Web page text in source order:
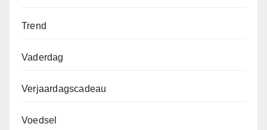
Trend
Vaderdag
Verjaardagscadeau
Voedsel